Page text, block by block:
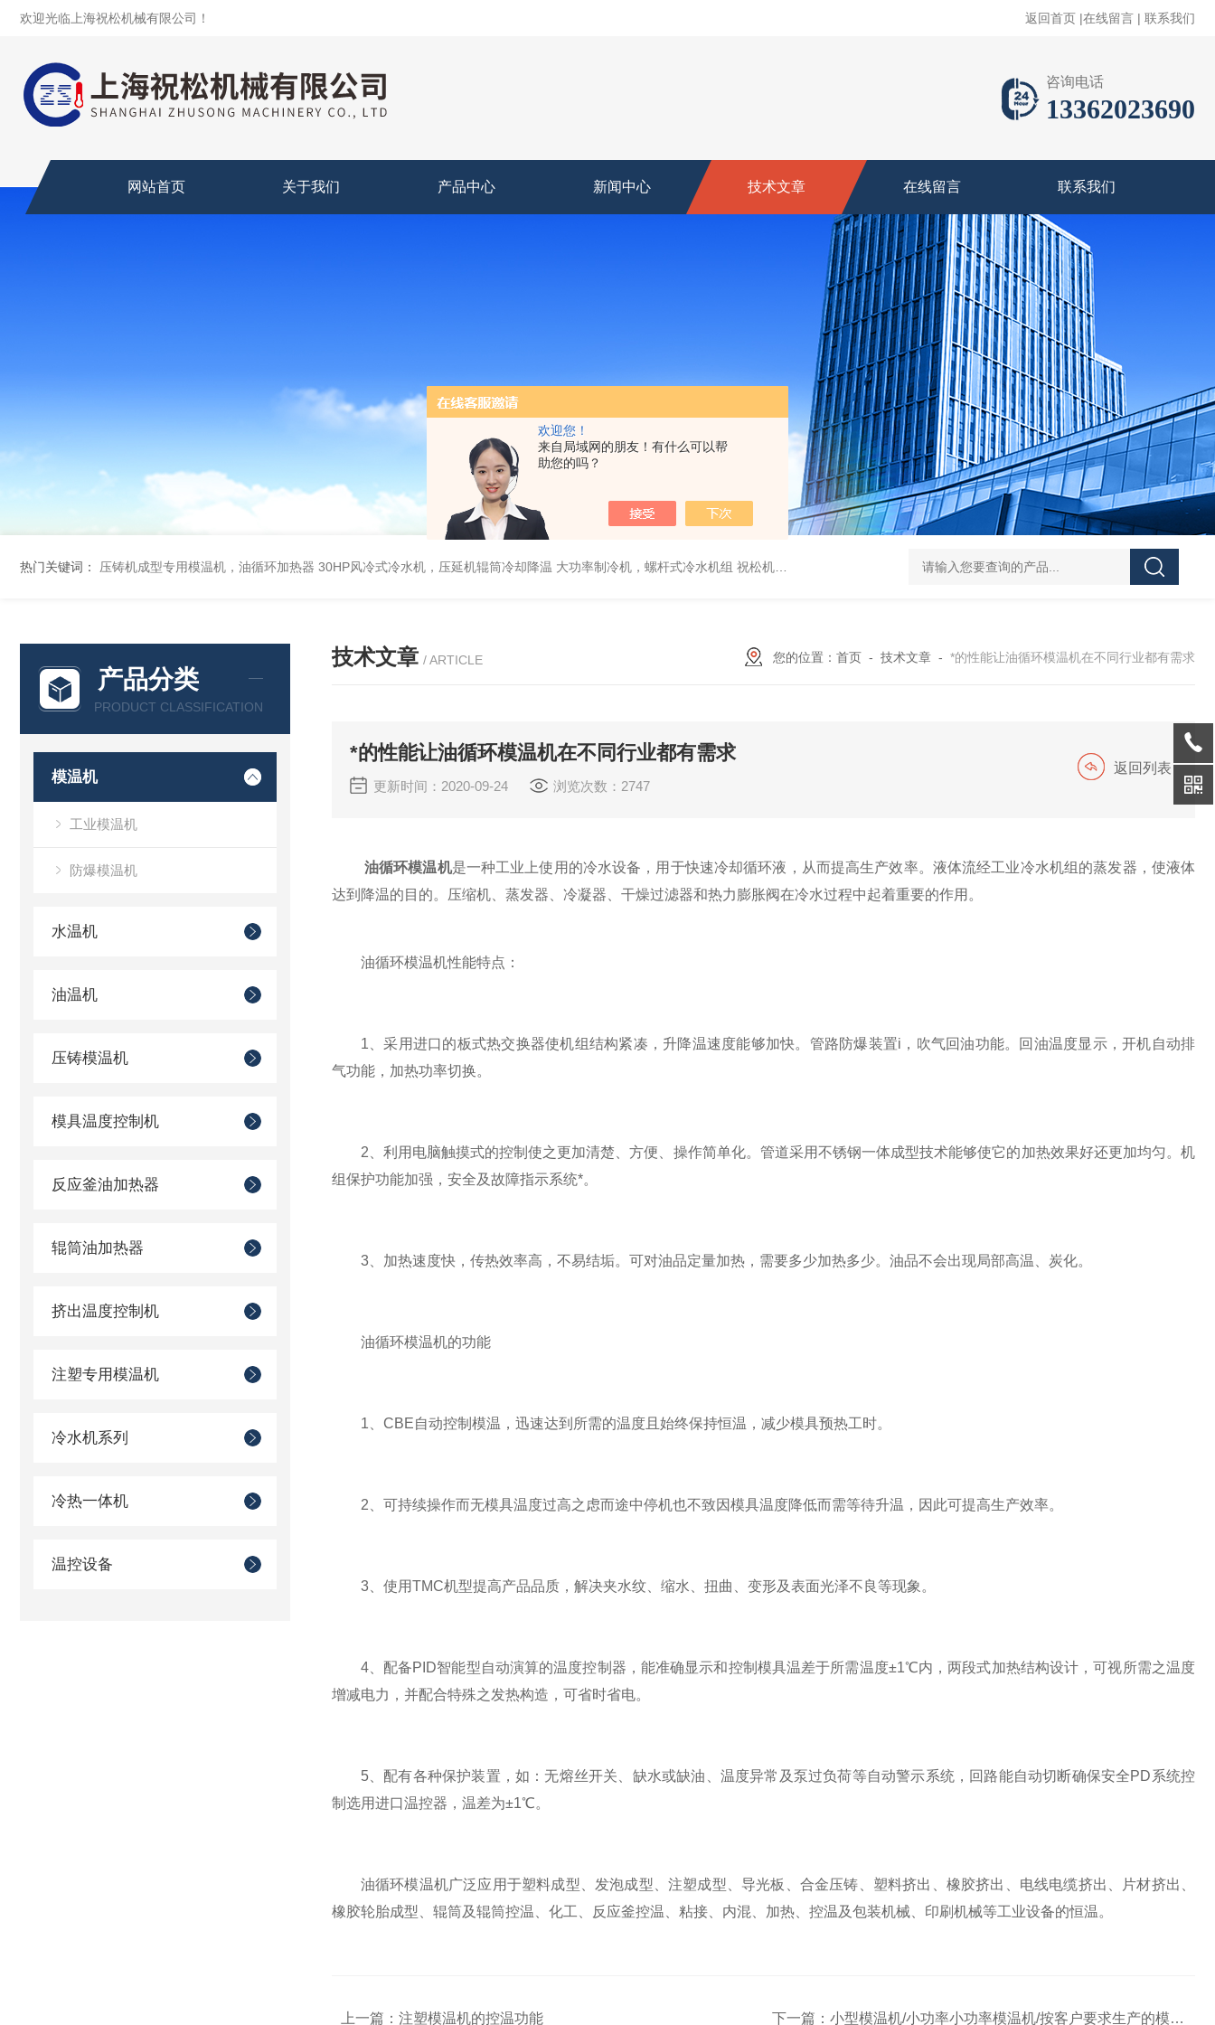
欢迎您！
来自局域网的朋友！有什么可以帮
助您的吗？
欢迎光临上海祝松机械有限公司！ 返回首页 |在线留言 | 联系我们
咨询电话
13362023690
网站首页 关于我们 产品中心 新闻中心 技术文章 在线留言 联系我们
热门关键词： 压铸机成型专用模温机，油循环加热器 30HP风冷式冷水机，压延机辊筒冷却降温 大功率制冷机，螺杆式冷水机组 祝松机械 300℃油箱外置高温油温机，75kw加热功率 祝松机械水冷式工业冷水机，
产品分类
PRODUCT CLASSIFICATION
模温机
工业模温机
防爆模温机
水温机
油温机
压铸模温机
模具温度控制机
反应釜油加热器
辊筒油加热器
挤出温度控制机
注塑专用模温机
冷水机系列
冷热一体机
温控设备
技术文章 / ARTICLE 您的位置： 首页 - 技术文章 - *的性能让油循环模温机在不同行业都有需求
*的性能让油循环模温机在不同行业都有需求
更新时间：2020-09-24 浏览次数：2747
返回列表
油循环模温机是一种工业上使用的冷水设备，用于快速冷却循环液，从而提高生产效率。液体流经工业冷水机组的蒸发器，使液体
达到降温的目的。压缩机、蒸发器、冷凝器、干燥过滤器和热力膨胀阀在冷水过程中起着重要的作用。
油循环模温机性能特点：
1、采用进口的板式热交换器使机组结构紧凑，升降温速度能够加快。管路防爆装置i，吹气回油功能。回油温度显示，开机自动排
气功能，加热功率切换。
2、利用电脑触摸式的控制使之更加清楚、方便、操作简单化。管道采用不锈钢一体成型技术能够使它的加热效果好还更加均匀。机
组保护功能加强，安全及故障指示系统*。
3、加热速度快，传热效率高，不易结垢。可对油品定量加热，需要多少加热多少。油品不会出现局部高温、炭化。
油循环模温机的功能
1、CBE自动控制模温，迅速达到所需的温度且始终保持恒温，减少模具预热工时。
2、可持续操作而无模具温度过高之虑而途中停机也不致因模具温度降低而需等待升温，因此可提高生产效率。
3、使用TMC机型提高产品品质，解决夹水纹、缩水、扭曲、变形及表面光泽不良等现象。
4、配备PID智能型自动演算的温度控制器，能准确显示和控制模具温差于所需温度±1℃内，两段式加热结构设计，可视所需之温度
增减电力，并配合特殊之发热构造，可省时省电。
5、配有各种保护装置，如：无熔丝开关、缺水或缺油、温度异常及泵过负荷等自动警示系统，回路能自动切断确保安全PD系统控
制选用进口温控器，温差为±1℃。
油循环模温机广泛应用于塑料成型、发泡成型、注塑成型、导光板、合金压铸、塑料挤出、橡胶挤出、电线电缆挤出、片材挤出、
橡胶轮胎成型、辊筒及辊筒控温、化工、反应釜控温、粘接、内混、加热、控温及包装机械、印刷机械等工业设备的恒温。
上一篇： 注塑模温机的控温功能 下一篇：小型模温机/小功率小功率模温机/按客户要求生产的模温机